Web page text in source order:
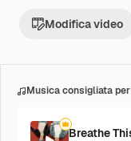
Modifica video
Musica consigliata
Breathe